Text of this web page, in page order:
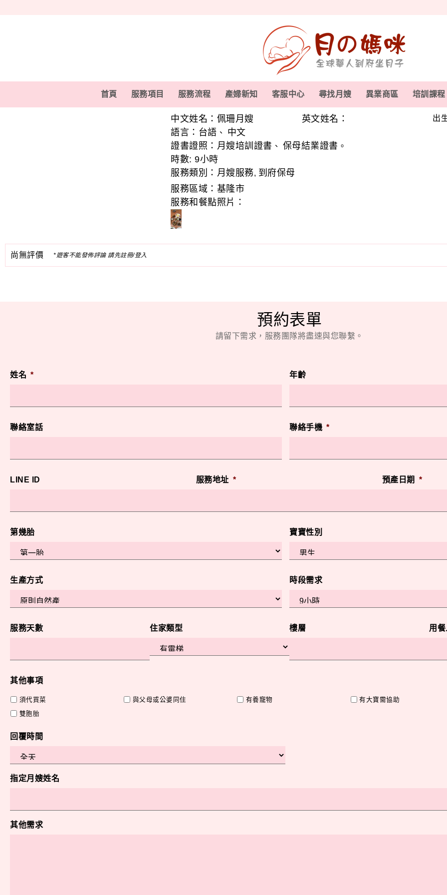
首頁 服務項目 服務流程 產婦新知 客服中心 尋找月嫂 異業商區 培訓課程
中文姓名：佩珊月嫂 英文姓名： 出
語言： 台語 、
中文
證書證照： 月嫂培訓證書 、 保母結業證書 。
時數: 9小時
服務類別： 月嫂服務, 到府保母
服務區域： 基隆市
服務和餐點照片：
尚無評價 *遊客不能發佈評論 請先註冊/登入
預約表單
請留下需求，服務團隊將盡速與您聯繫。
姓名 * 年齡
聯絡室話 聯絡手機 *
LINE ID 服務地址 * 預產日期 *
第幾胎 寶寶性別
生產方式 時段需求
服務天數 住家類型 樓層 用
其他事項
須代買菜 與父母或公婆同住 有養寵物
有大寶需協助
雙胞胎
回覆時間
指定月嫂姓名
其他需求